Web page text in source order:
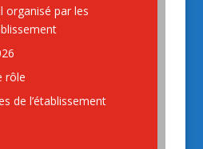
organisé par les
rôle
de l’établissement